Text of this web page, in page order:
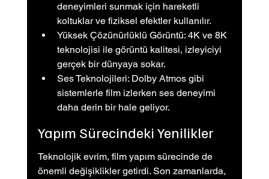
deneyimleri sunmak için hareketli
koltuklar ve fiziksel efektler kullanılır.
Yüksek Çözünürlüklü Görüntü: 4K ve 8K
teknolojisi ile görüntü kalitesi, izleyiciyi
gerçek bir dünyaya sokar.
Ses Teknolojileri: Dolby Atmos gibi
sistemlerle film izlerken ses deneyimi
daha derin bir hale geliyor.
Yapım Sürecindeki Yenilikler
Teknolojik evrim, film yapım sürecinde de
önemli değişiklikler getirdi. Son zamanlarda,